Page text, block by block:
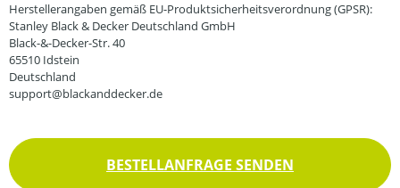
Herstellerangaben gemäß EU-Produktsicherheitsverordnung (GPSR):
Stanley Black & Decker Deutschland GmbH
Black-&-Decker-Str. 40
65510 Idstein
Deutschland
support@blackanddecker.de
BESTELLANFRAGE SENDEN